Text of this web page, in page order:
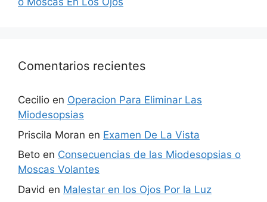
Comentarios recientes
Cecilio en Operacion Para Eliminar Las
Miodesopsias
Priscila Moran en Examen De La Vista
Beto en Consecuencias de las Miodesopsias o
Moscas Volantes
David en Malestar en los Ojos Por la Luz